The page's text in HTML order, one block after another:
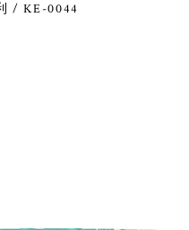
/ KE-0044